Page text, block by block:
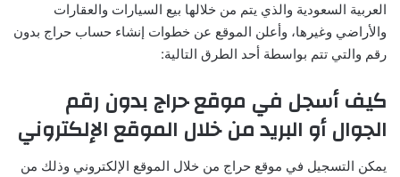
العربية السعودية والذي يتم من خلالها بيع السيارات والعقارات
والأراضي وغيرها، وأعلن الموقع عن خطوات إنشاء حساب حراج بدون
رقم والتي تتم بواسطة أحد الطرق التالية:
كيف أسجل في موقع حراج بدون رقم
الجوال أو البريد من خلال الموقع الإلكتروني
يمكن التسجيل في موقع حراج من خلال الموقع الإلكتروني وذلك من